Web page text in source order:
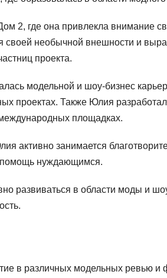
2, где она привлекла внимание
необычной внешности и
проекта.
модельной и шоу-бизнес
проектах. Также Юлия
площадках.
активно занимается
помощь нуждающимся.
развиваться в области моды и
в различных модельных ревью и